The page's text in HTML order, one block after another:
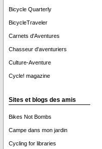
Bicycle Quarterly
BicycleTraveler
Carnets d'Aventures
Chasseur d'aventuriers
Culture-Aventure
Cycle! magazine
Sites et blogs des amis
Bikes Not Bombs
Campe dans mon jardin
Cycling for libraries